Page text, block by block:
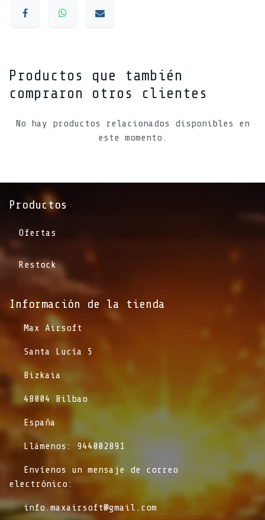
Productos que también
compraron otros clientes
No hay productos relacionados disponibles en
este momento.
Productos
Ofertas
Restock
Información de la tienda​
​Max Airsoft
​Santa Lucía 5
​Bizkaia
​48004 Bilbao
​España
​Llámenos: 944002891
​Envíenos un mensaje de correo
electrónico:
info.maxairsoft@gmail.com